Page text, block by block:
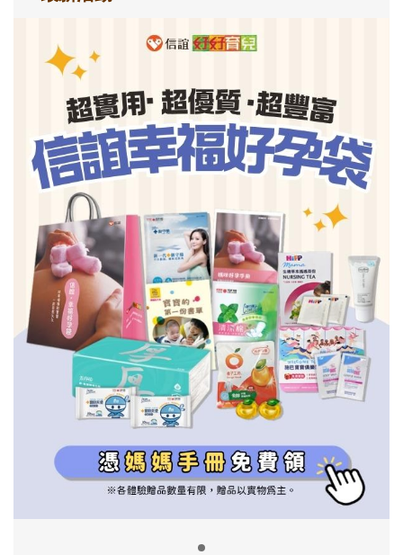
信誼基金會
2022信誼年度報告
2023信誼年度報告
2024信誼年度報告
附設幼兒園
小袋鼠幼師網